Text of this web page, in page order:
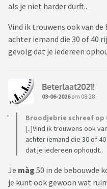
als je niet harder durft..
Vind ik trouwens ook van
achter iemand die 30 of 40
gevolg dat je iedereen
Beterlaat2021!
03-06-2026om 08:28
Broodjebrie schreef op
[..]Vind ik trouwens ook
achter iemand die 30 of
dat je iedereen ophoudt..
Je màg 50 in de bebouwde
je kunt ook gewoon wat